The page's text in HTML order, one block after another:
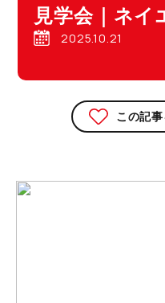
見学会｜ネイ
2025.10.21
この記